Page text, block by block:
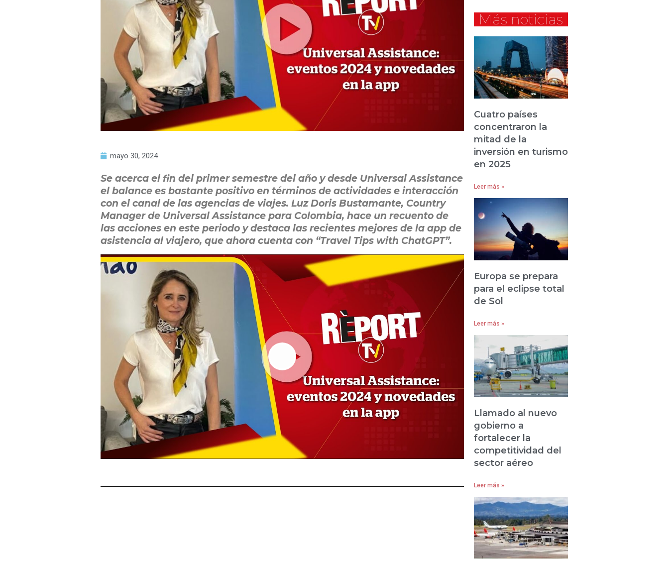
mayo 30, 2024
Se acerca el fin del primer semestre del año y desde Universal Assistance
el balance es bastante positivo en términos de actividades e interacción
con el canal de las agencias de viajes. Luz Doris Bustamante, Country
Manager de Universal Assistance para Colombia, hace un recuento de
las acciones en este periodo y destaca las recientes mejores de la app de
asistencia al viajero, que ahora cuenta con “Travel Tips with ChatGPT”.
Más noticias
Cuatro países
concentraron la
mitad de la
inversión en turismo
en 2025
Leer más »
Europa se prepara
para el eclipse total
de Sol
Leer más »
Llamado al nuevo
gobierno a
fortalecer la
competitividad del
sector aéreo
Leer más »